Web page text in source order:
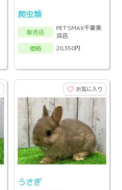
爬虫類
販売店
PET'SMAX千葉美
浜店
価格
20,350円
お気に入り
うさぎ